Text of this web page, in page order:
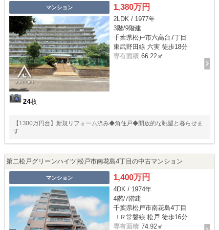
マンション
24枚
1,380万円
2LDK / 1977年
3階/9階建
千葉県松戸市六高台7丁目
東武野田線 六実 徒歩18分
専有面積 66.22㎡
【1300万円台】新規リフォーム済み◆角住戸◆開放的な眺望と暮らせま
す
第二松戸グリーンハイツ|松戸市南花島4丁目の中古マンション
マンション 1,400万円
4DK / 1974年
4階/7階建
千葉県松戸市南花島4丁目
ＪＲ常磐線 松戸 徒歩16分
専有面積 74.92㎡